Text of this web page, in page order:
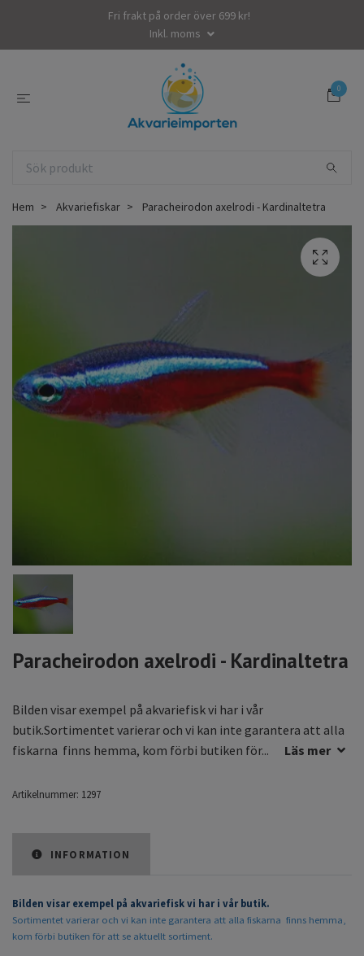
Fri frakt på order över 699 kr!
Inkl. moms
0
Hem Akvariefiskar Paracheirodon axelrodi - Kardinaltetra
Paracheirodon axelrodi - Kardinaltetra
Bilden visar exempel på akvariefisk vi har i vår
butik.Sortimentet varierar och vi kan inte garantera att alla
fiskarna finns hemma, kom förbi butiken för...
Läs mer
Artikelnummer: 1297
INFORMATION
Bilden visar exempel på akvariefisk vi har i vår butik.
Sortimentet varierar och vi kan inte garantera att alla fiskarna finns hemma,
kom förbi butiken för att se aktuellt sortiment.